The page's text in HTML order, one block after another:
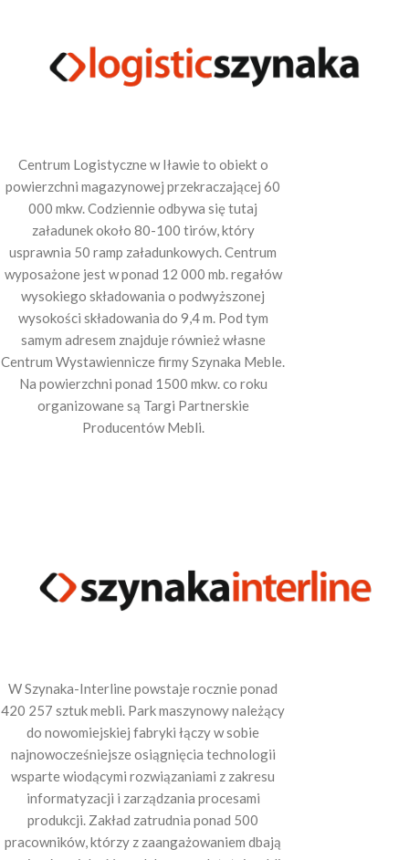
Centrum Logistyczne w Iławie to obiekt o
powierzchni magazynowej przekraczającej 60
000 mkw. Codziennie odbywa się tutaj
załadunek około 80-100 tirów, który
usprawnia 50 ramp załadunkowych. Centrum
wyposażone jest w ponad 12 000 mb. regałów
wysokiego składowania o podwyższonej
wysokości składowania do 9,4 m. Pod tym
samym adresem znajduje również własne
Centrum Wystawiennicze firmy Szynaka Meble.
Na powierzchni ponad 1500 mkw. co roku
organizowane są Targi Partnerskie
Producentów Mebli.
W Szynaka-Interline powstaje rocznie ponad
420 257 sztuk mebli. Park maszynowy należący
do nowomiejskiej fabryki łączy w sobie
najnowocześniejsze osiągnięcia technologii
wsparte wiodącymi rozwiązaniami z zakresu
informatyzacji i zarządzania procesami
produkcji. Zakład zatrudnia ponad 500
pracowników, którzy z zaangażowaniem dbają